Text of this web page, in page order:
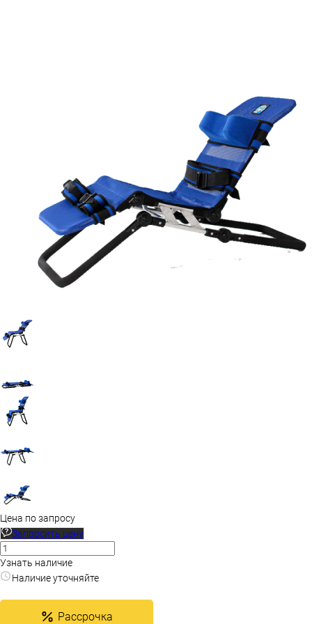
Цена по запросу
Запросить цену
Узнать наличие
Наличие уточняйте
Рассрочка